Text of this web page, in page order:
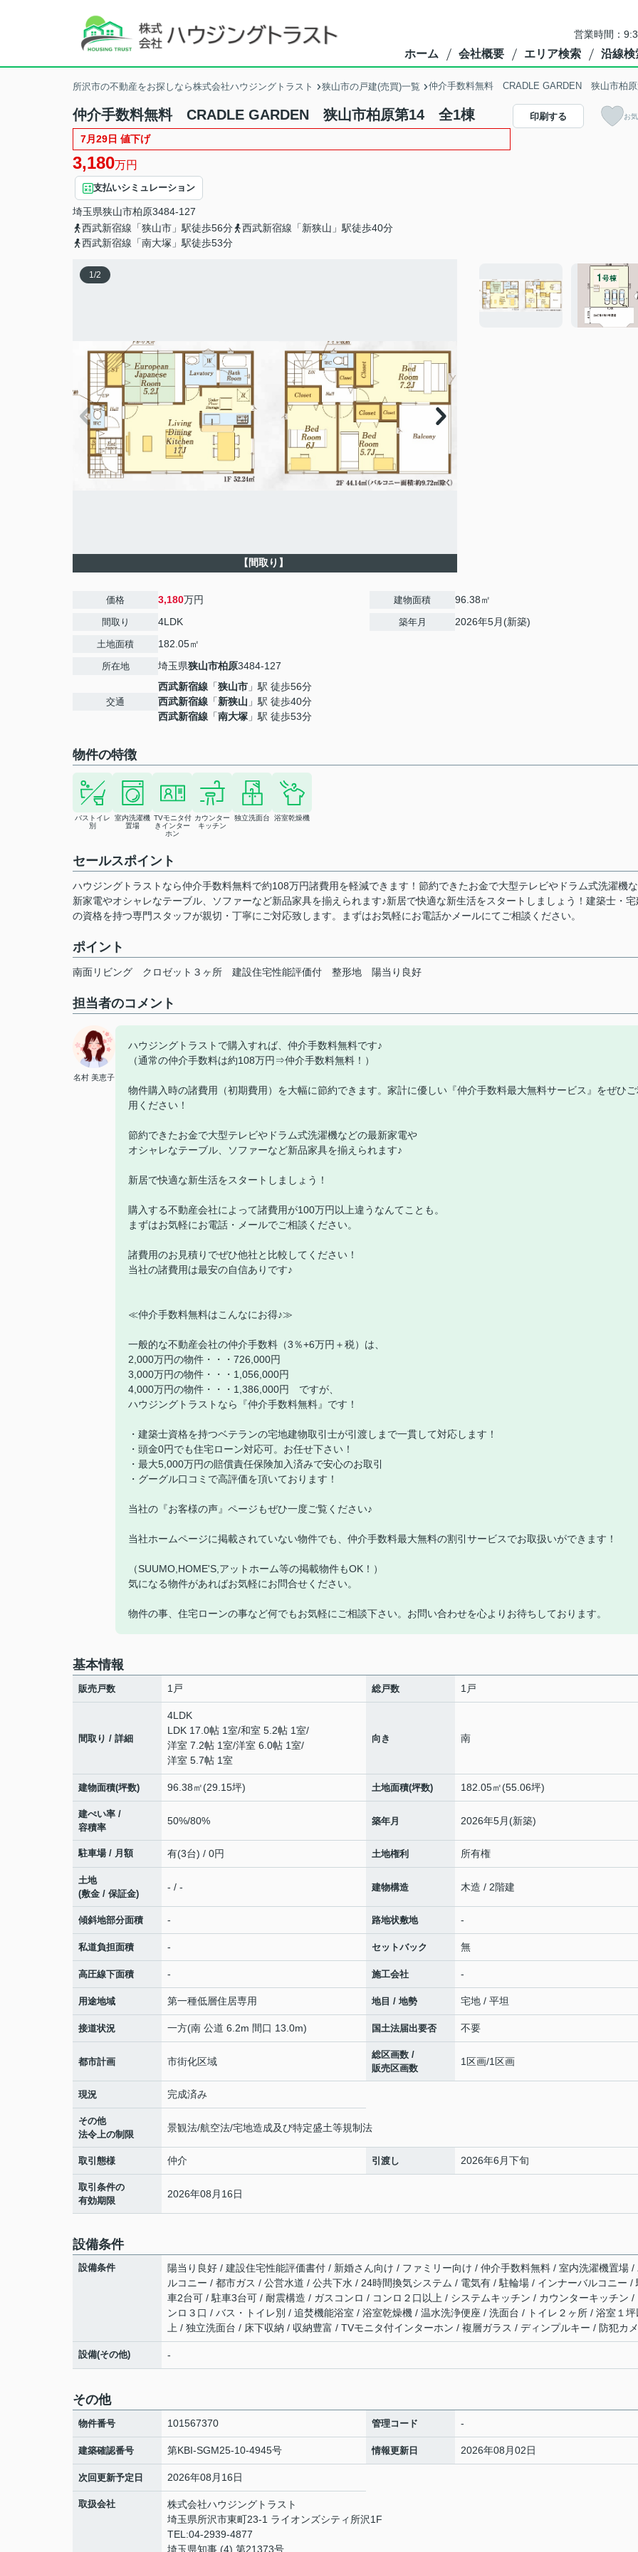
営業時間：
ホーム 会社概要 エリア検索 沿線検
所沢市の不動産をお探しなら株式会社ハウジングトラスト 狭山市の戸建(売買)一覧 仲介手数料無料 CRADLE GARDEN 狭山市
仲介手数料無料 CRADLE GARDEN 狭山市柏原第14 全1棟
7月29日 値下げ
3,180万円
支払いシミュレーション
埼玉県狭山市柏原3484-127
西武新宿線「狭山市」駅徒歩56分
西武新宿線「新狭山」駅徒歩40分
西武新宿線「南大塚」駅徒歩53分
印刷する お
1/2
【間取り】
価格 3,180万円
間取り 4LDK
土地面積 182.05㎡
所在地 埼玉県狭山市柏原3484-127
交通
西武新宿線 「狭山市 」駅 徒歩56分
西武新宿線 「新狭山 」駅 徒歩40分
西武新宿線 「南大塚 」駅 徒歩53分
建物面積 96.38㎡
築年月 2026年5月(新築)
物件の特徴
バストイレ
別
室内洗濯機
置場
TVモニタ付
きインター
ホン
カウンター
キッチン
独立洗面台 浴室乾燥機
セールスポイント
ハウジングトラストなら仲介手数料無料で約108万円諸費用を軽減できます！節約できたお金で大型テレビやドラム式洗濯機
新家電やオシャレなテーブル、ソファーなど新品家具を揃えられます♪新居で快適な新生活をスタートしましょう！建築士・宅
の資格を持つ専門スタッフが親切・丁寧にご対応致します。まずはお気軽にお電話かメールにてご相談ください。
ポイント
南面リビング クロゼット３ヶ所 建設住宅性能評価付 整形地 陽当り良好
担当者のコメント
名村 美恵子
ハウジングトラストで購入すれば、仲介手数料無料です♪
（通常の仲介手数料は約108万円⇒仲介手数料無料！）
物件購入時の諸費用（初期費用）を大幅に節約できます。家計に優しい『仲介手数料最大無料サービス』をぜひ
用ください！
節約できたお金で大型テレビやドラム式洗濯機などの最新家電や
オシャレなテーブル、ソファーなど新品家具を揃えられます♪
新居で快適な新生活をスタートしましょう！
購入する不動産会社によって諸費用が100万円以上違うなんてことも。
まずはお気軽にお電話・メールでご相談ください。
諸費用のお見積りでぜひ他社と比較してください！
当社の諸費用は最安の自信ありです♪
≪仲介手数料無料はこんなにお得♪≫
一般的な不動産会社の仲介手数料（3％+6万円＋税）は、
2,000万円の物件・・・726,000円
3,000万円の物件・・・1,056,000円
4,000万円の物件・・・1,386,000円 ですが、
ハウジングトラストなら『仲介手数料無料』です！
・建築士資格を持つベテランの宅地建物取引士が引渡しまで一貫して対応します！
・頭金0円でも住宅ローン対応可。お任せ下さい！
・最大5,000万円の賠償責任保険加入済みで安心のお取引
・グーグル口コミで高評価を頂いております！
当社の『お客様の声』ページもぜひ一度ご覧ください♪
当社ホームページに掲載されていない物件でも、仲介手数料最大無料の割引サービスでお取扱いができます！
（SUUMO,HOME'S,アットホーム等の掲載物件もOK！）
気になる物件があればお気軽にお問合せください。
物件の事、住宅ローンの事など何でもお気軽にご相談下さい。お問い合わせを心よりお待ちしております。
基本情報
販売戸数 1戸 総戸数 1戸
間取り / 詳細
4LDK
LDK 17.0帖 1室/和室 5.2帖 1室/
洋室 7.2帖 1室/洋室 6.0帖 1室/
洋室 5.7帖 1室
向き 南
建物面積(坪数) 96.38㎡(29.15坪) 土地面積(坪数) 182.05㎡(55.06坪)
建ぺい率 /
容積率
50%/80% 築年月 2026年5月(新築)
駐車場 / 月額 有(3台) / 0円 土地権利 所有権
土地
(敷金 / 保証金)
- / - 建物構造 木造 / 2階建
傾斜地部分面積 - 路地状敷地 -
私道負担面積 - セットバック 無
高圧線下面積 - 施工会社 -
用途地域 第一種低層住居専用 地目 / 地勢 宅地 / 平坦
接道状況 一方(南 公道 6.2m 間口 13.0m) 国土法届出要否 不要
都市計画 市街化区域
総区画数 /
販売区画数
1区画/1区画
現況 完成済み
その他
法令上の制限
景観法/航空法/宅地造成及び特定盛土等規制法
取引態様 仲介 引渡し 2026年6月下旬
取引条件の
有効期限
2026年08月16日
設備条件
設備条件
陽当り良好 / 建設住宅性能評価書付 / 新婚さん向け / ファミリー向け / 仲介手数料無料 / 室内洗濯機置場 /
ルコニー / 都市ガス / 公営水道 / 公共下水 / 24時間換気システム / 電気有 / 駐輪場 / インナーバルコニー /
車2台可 / 駐車3台可 / 耐震構造 / ガスコンロ / コンロ２口以上 / システムキッチン / カウンターキッチン /
ンロ３口 / バス・トイレ別 / 追焚機能浴室 / 浴室乾燥機 / 温水洗浄便座 / 洗面台 / トイレ２ヶ所 / 浴室１坪
上 / 独立洗面台 / 床下収納 / 収納豊富 / TVモニタ付インターホン / 複層ガラス / ディンプルキー / 防犯カ
設備(その他) -
その他
物件番号 101567370 管理コード -
建築確認番号 第KBI-SGM25-10-4945号 情報更新日 2026年08月02日
次回更新予定日 2026年08月16日
取扱会社
株式会社ハウジングトラスト
埼玉県所沢市東町23-1 ライオンズシティ所沢1F
TEL:04-2939-4877
埼玉県知事 (4) 第21373号